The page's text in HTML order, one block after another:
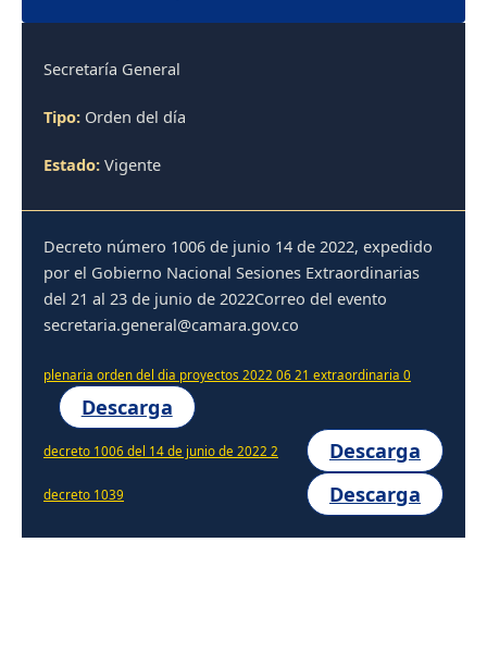
Secretaría General
Tipo: Orden del día
Estado: Vigente
Decreto número 1006 de junio 14 de 2022, expedido
por el Gobierno Nacional Sesiones Extraordinarias
del 21 al 23 de junio de 2022Correo del evento
secretaria.general@camara.gov.co
plenaria orden del dia proyectos 2022 06 21 extraordinaria 0
Descarga
decreto 1006 del 14 de junio de 2022 2 Descarga
decreto 1039 Descarga